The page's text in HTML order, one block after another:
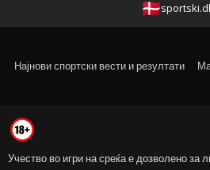
Најнови спортски вести и резултати
Учество во игри на среќа е дозволено за